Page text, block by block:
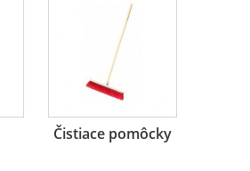
Čistiace pomôcky